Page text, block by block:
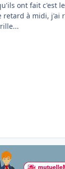
ont fait c'est
à midi, j'ai